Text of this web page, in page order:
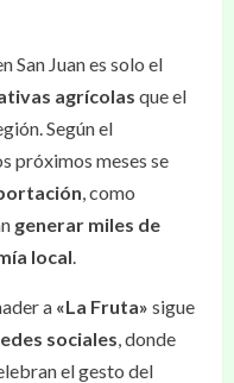
San Juan es solo el
agrícolas que el
Según el
próximos meses se
, como
generar miles de
local.
a «La Fruta» sigue
sociales, donde
el gesto del